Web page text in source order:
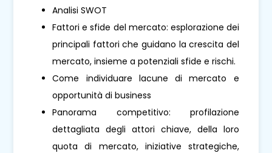
Analisi SWOT
Fattori e sfide del mercato: esplorazione dei
principali fattori che guidano la crescita del
mercato, insieme a potenziali sfide e rischi.
Come individuare lacune di mercato e
opportunità di business
Panorama competitivo: profilazione
dettagliata degli attori chiave, della loro
quota di mercato, iniziative strategiche,